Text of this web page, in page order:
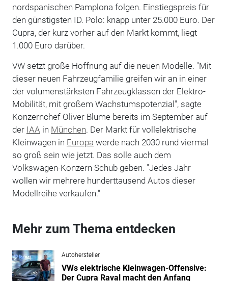
nordspanischen Pamplona folgen. Einstiegspreis für
den günstigsten ID. Polo: knapp unter 25.000 Euro. Der
Cupra, der kurz vorher auf den Markt kommt, liegt
1.000 Euro darüber.
VW setzt große Hoffnung auf die neuen Modelle. "Mit
dieser neuen Fahrzeugfamilie greifen wir an in einer
der volumenstärksten Fahrzeugklassen der Elektro-
Mobilität, mit großem Wachstumspotenzial", sagte
Konzernchef Oliver Blume bereits im September auf
der IAA in München. Der Markt für vollelektrische
Kleinwagen in Europa werde nach 2030 rund viermal
so groß sein wie jetzt. Das solle auch dem
Volkswagen-Konzern Schub geben. "Jedes Jahr
wollen wir mehrere hunderttausend Autos dieser
Modellreihe verkaufen."
Mehr zum Thema entdecken
Autohersteller
VWs elektrische Kleinwagen-Offensive:
Der Cupra Raval macht den Anfang